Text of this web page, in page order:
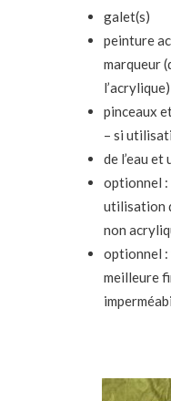
galet(s)
peinture
marqueur
l’acrylique)
pinceaux
– si
de l’eau et
optionnel
utilisation
non
optionnel :
meilleure